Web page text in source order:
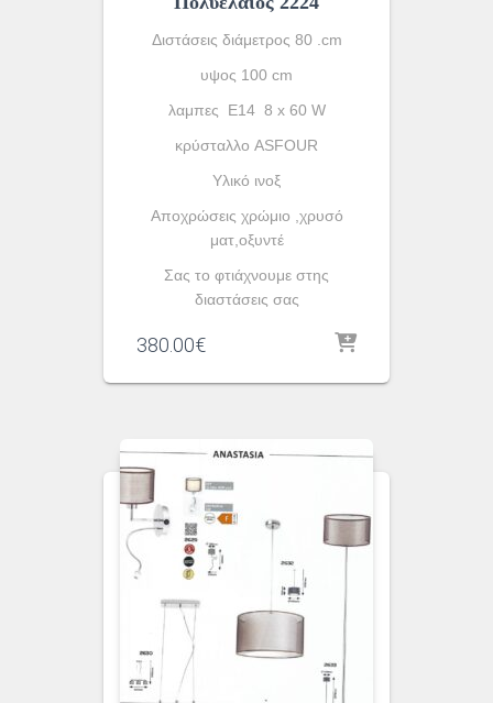
Διστάσεις διάμετρος 80 .cm
υψος 100 cm
λαμπες Ε14 8 x 60 W
κρύσταλλο ASFOUR
Yλικό ινοξ
Αποχρώσεις χρώμιο ,χρυσό
ματ,οξυντέ
Σας το φτιάχνουμε στης
διαστάσεις σας
380.00€